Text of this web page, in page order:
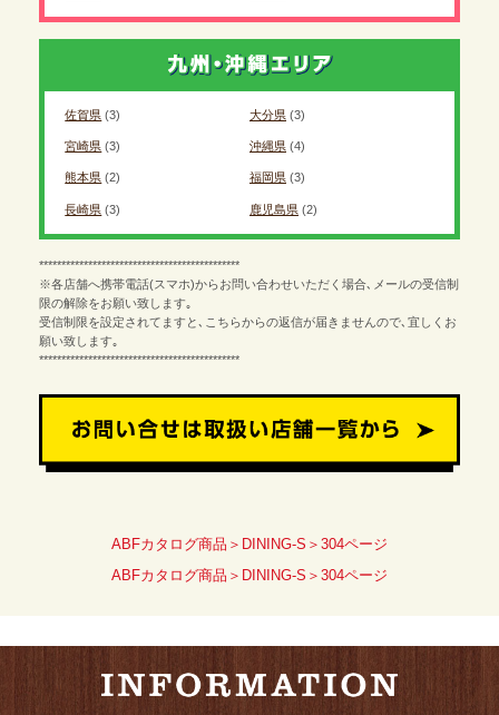
佐賀県 (3) 大分県(3)
宮崎県 (3) 沖縄県(4)
熊本県 (2) 福岡県(3)
長崎県 (3) 鹿児島県(2)
*********************************************
※各店舗へ携帯電話(スマホ)からお問い合わせいただく場合､メールの受信制
限の解除をお願い致します｡
受信制限を設定されてますと､こちらからの返信が届きませんので､宜しくお
願い致します｡
*********************************************
ABFカタログ商品＞DINING-S＞304ページ
ABFカタログ商品＞DINING-S＞304ページ